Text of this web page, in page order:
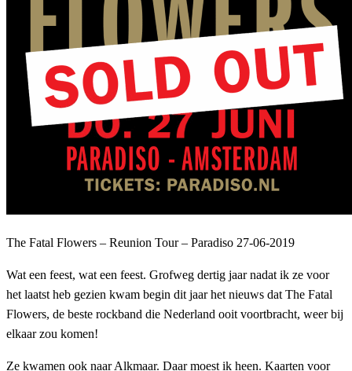
The Fatal Flowers – Reunion Tour – Paradiso 27-06-2019
Wat een feest, wat een feest. Grofweg dertig jaar nadat ik ze voor
het laatst heb gezien kwam begin dit jaar het nieuws dat The Fatal
Flowers, de beste rockband die Nederland ooit voortbracht, weer bij
elkaar zou komen!
Ze kwamen ook naar Alkmaar. Daar moest ik heen. Kaarten voor